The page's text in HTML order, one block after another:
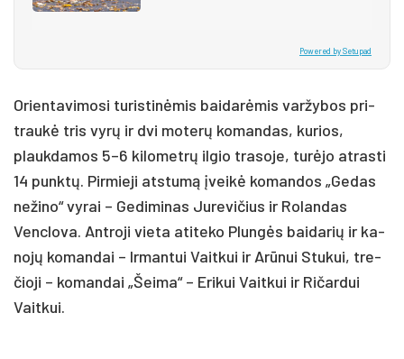
Powered by Setupad
Orien­ta­vi­mo­si tu­ris­ti­nė­mis bai­da­rė­mis var­žy­bos pri­
trau­kė tris vy­rų ir dvi mo­te­rų ko­man­das, ku­rios,
plauk­da­mos 5–6 ki­lo­met­rų il­gio tra­so­je, tu­rė­jo at­ras­ti
14 punk­tų. Pir­mie­ji at­stu­mą įvei­kė ko­man­dos „Ge­das
ne­ži­no“ vy­rai – Ge­di­mi­nas Ju­re­vi­čius ir Ro­lan­das
Venc­lo­va. Ant­ro­ji vie­ta ati­te­ko Plun­gės bai­da­rių ir ka­
no­jų ko­man­dai – Ir­man­tui Vait­kui ir Arū­nui Stu­kui, tre­
čio­ji – ko­man­dai „Šei­ma“ – Eri­kui Vait­kui ir Ri­čar­dui
Vait­kui.